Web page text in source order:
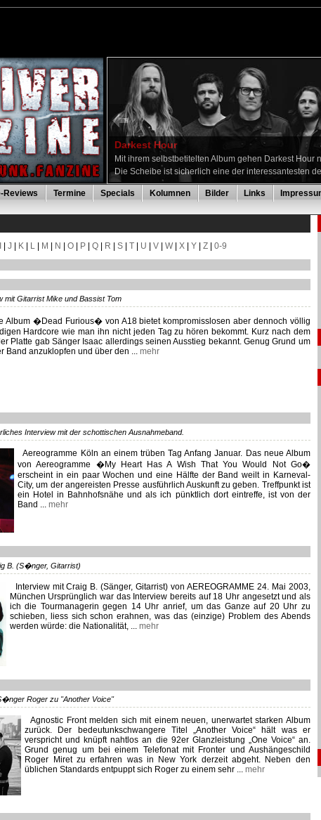
Darkest Hour
Mit ihrem selbstbetitelten Album gehen Darkest Hour
Die Scheibe ist sicherlich eine der interessantesten
Reviews Termine Specials Kolumnen Bilder Links
|J K L M N |O P |Q R |S |T U |V |W |X |Y |Z |0-9
mit Gitarrist Mike und Bassist Tom
Album �Dead Furious� von A18 bietet kompromisslosen aber dennoch völlig
Hardcore wie man ihn nicht jeden Tag zu hören bekommt. Kurz nach dem
Platte gab Sänger Isaac allerdings seinen Ausstieg bekannt. Genug Grund um
Band anzuklopfen und über den ...
mehr
Interview mit der schottischen Ausnahmeband.
Aereogramme Köln an einem trüben Tag Anfang Januar. Das neue Album
von Aereogramme �My Heart Has A Wish That You Would Not Go�
erscheint in ein paar Wochen und eine Hälfte der Band weilt in Karneval-
City, um der angereisten Presse ausführlich Auskunft zu geben. Treffpunkt ist
ein Hotel in Bahnhofsnähe und als ich pünktlich dort eintreffe, ist von der
Band ...
mehr
B. (S�nger, Gitarrist)
Interview mit Craig B. (Sänger, Gitarrist) von AEREOGRAMME 24. Mai 2003,
München Ursprünglich war das Interview bereits auf 18 Uhr angesetzt und als
ich die Tourmanagerin gegen 14 Uhr anrief, um das Ganze auf 20 Uhr zu
schieben, liess sich schon erahnen, was das (einzige) Problem des Abends
werden würde: die Nationalität, ...
mehr
Roger zu "Another Voice"
Agnostic Front melden sich mit einem neuen, unerwartet starken Album
zurück. Der bedeutunkschwangere Titel „Another Voice“ hält was er
verspricht und knüpft nahtlos an die 92er Glanzleistung „One Voice“ an.
Grund genug um bei einem Telefonat mit Fronter und Aushängeschild
Roger Miret zu erfahren was in New York derzeit abgeht. Neben den
üblichen Standards entpuppt sich Roger zu einem sehr ...
mehr